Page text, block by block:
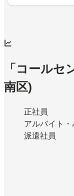
「コールセ
南区)
正社員
アルバイト・
派遣社員